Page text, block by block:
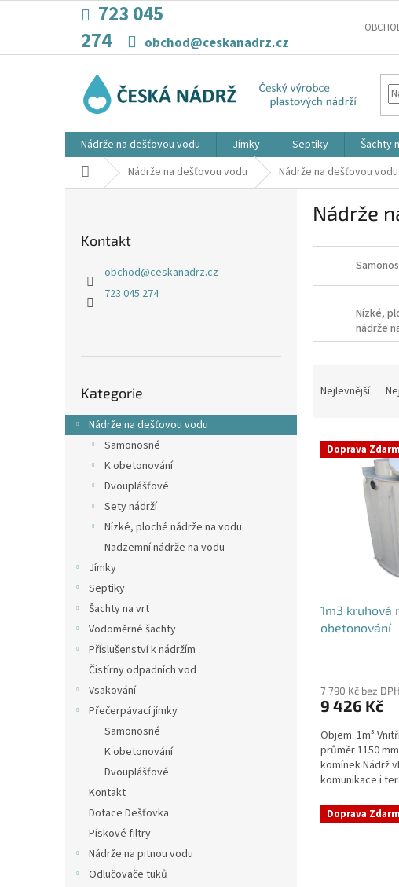
723 045
274
obchod@ceskanadrz.cz
Nádrže na dešťovou vodu Jímky Septiky Šachty
Domů Nádrže na dešťovou vodu Nádrže na dešťovou
l
Kontakt
obchod@ceskanadrz.cz
723 045 274
kategorie
Kategorie
Nádrže na dešťovou vodu
Samonosné
K obetonování
Dvouplášťové
Sety nádrží
Nízké, ploché nádrže na vodu
Nadzemní nádrže na vodu
Jímky
Septiky
Šachty na vrt
Vodoměrné šachty
Příslušenství k nádržím
Čistírny odpadních vod
Vsakování
Přečerpávací jímky
Samonosné
K obetonování
Dvouplášťové
Kontakt
Dotace Dešťovka
Pískové filtry
Nádrže na pitnou vodu
Odlučovače tuků
Nádrže
Nízké,
nádrže
n
Nejlevnější
V Doprava
1m3 kruhová
obetonování
produktu
je
z
5
hvězdiček.
7 790 Kč bez DPH
9 426 Kč
Objem: 1m³
průměr 1150
komínek Nádrž
komunikace i
přítoku/ů,
Doprava